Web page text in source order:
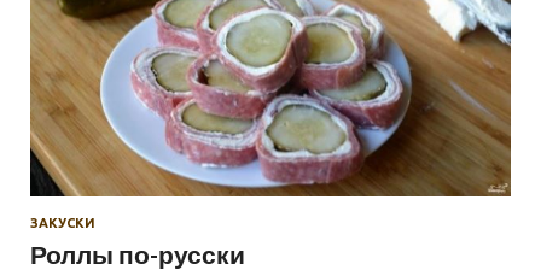
ЗАКУСКИ
Роллы по-русски